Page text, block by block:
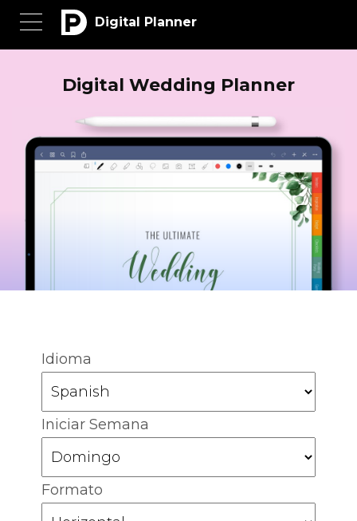
Digital Planner
Digital Wedding Planner
Idioma
Iniciar Semana
Formato